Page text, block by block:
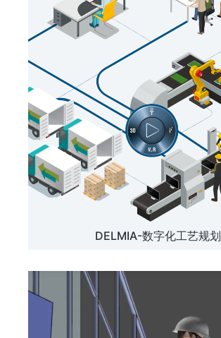
DELMIA-数字化工艺规划